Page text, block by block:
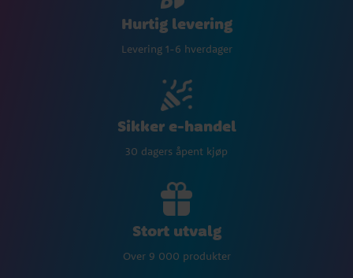
Hurtig levering
Levering 1-6 hverdager
Sikker e-handel
30 dagers åpent kjøp
Stort utvalg
Over 9 000 produkter